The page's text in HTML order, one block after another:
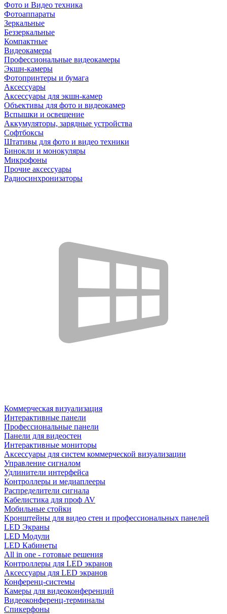
Фото и Видео техника
Фотоаппараты
Зеркальные
Беззеркальные
Компактные
Видеокамеры
Профессиональные видеокамеры
Экшн-камеры
Фотопринтеры и бумага
Аксессуары
Аксессуары для экшн-камер
Объективы для фото и видеокамер
Вспышки и освещение
Аккумуляторы, зарядные устройства
Софтбоксы
Штативы для фото и видео техники
Бинокли и монокуляры
Микрофоны
Прочие аксессуары
Радиосинхронизаторы
Коммерческая визуализация
Интерактивные панели
Профессиональные панели
Панели для видеостен
Интерактивные мониторы
Аксессуары для систем коммерческой визуализации
Управление сигналом
Удлинители интерфейса
Контроллеры и медиаплееры
Распределители сигнала
Кабелистика для проф AV
Мобильные стойки
Кронштейны для видео стен и профессиональных панелей
LED Экраны
LED Модули
LED Кабинеты
All in one - готовые решения
Контроллеры для LED экранов
Аксессуары для LED экранов
Конференц-системы
Камеры для видеоконференций
Видеоконференц-терминалы
Спикерфоны